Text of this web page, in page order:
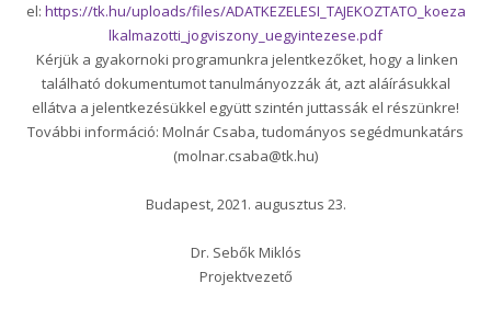
el: https://tk.hu/uploads/files/ADATKEZELESI_TAJEKOZTATO_koeza
lkalmazotti_jogviszony_uegyintezese.pdf
Kérjük a gyakornoki programunkra jelentkezőket, hogy a linken
található dokumentumot tanulmányozzák át, azt aláírásukkal
ellátva a jelentkezésükkel együtt szintén juttassák el részünkre!
További információ: Molnár Csaba, tudományos segédmunkatárs
(molnar.csaba@tk.hu)
Budapest, 2021. augusztus 23.
Dr. Sebők Miklós
Projektvezető